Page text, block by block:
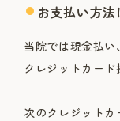
お支払い方法
当院では現金払い
クレジットカード
次のクレジットカ